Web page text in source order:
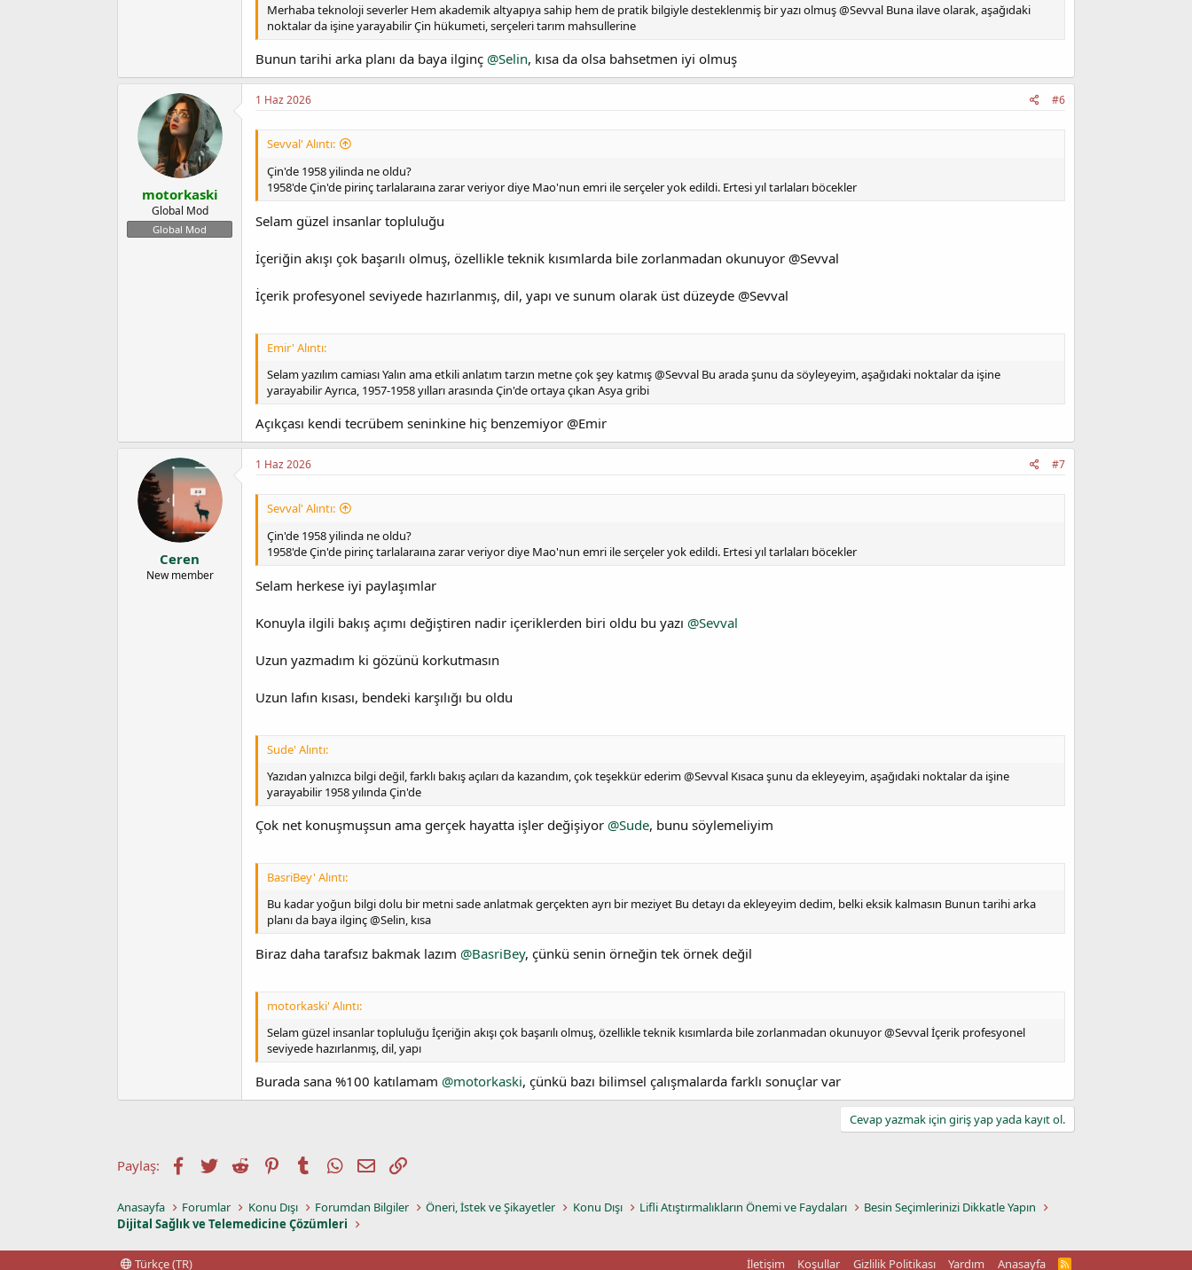
Merhaba teknoloji severler Hem akademik altyapıya sahip hem de pratik bilgiyle desteklenmiş bir yazı olmuş @Sevval Buna ilave olarak, aşağıdaki
noktalar da işine yarayabilir Çin hükumeti, serçeleri tarım mahsullerine
Bunun tarihi arka planı da baya ilginç @Selin, kısa da olsa bahsetmen iyi olmuş
motorkaski
Global Mod
Global Mod
1 Haz 2026 #6
Sevval' Alıntı:
Çin'de 1958 yilinda ne oldu?
1958'de Çin'de pirinç tarlalaraına zarar veriyor diye Mao'nun emri ile serçeler yok edildi. Ertesi yıl tarlaları böcekler
Selam güzel insanlar topluluğu
İçeriğin akışı çok başarılı olmuş, özellikle teknik kısımlarda bile zorlanmadan okunuyor @Sevval
İçerik profesyonel seviyede hazırlanmış, dil, yapı ve sunum olarak üst düzeyde @Sevval
Emir' Alıntı:
Selam yazılım camiası Yalın ama etkili anlatım tarzın metne çok şey katmış @Sevval Bu arada şunu da söyleyeyim, aşağıdaki noktalar da işine
yarayabilir Ayrıca, 1957-1958 yılları arasında Çin'de ortaya çıkan Asya gribi
Açıkçası kendi tecrübem seninkine hiç benzemiyor @Emir
Ceren
New member
1 Haz 2026 #7
Sevval' Alıntı:
Çin'de 1958 yilinda ne oldu?
1958'de Çin'de pirinç tarlalaraına zarar veriyor diye Mao'nun emri ile serçeler yok edildi. Ertesi yıl tarlaları böcekler
Selam herkese iyi paylaşımlar
Konuyla ilgili bakış açımı değiştiren nadir içeriklerden biri oldu bu yazı @Sevval
Uzun yazmadım ki gözünü korkutmasın
Uzun lafın kısası, bendeki karşılığı bu oldu
Sude' Alıntı:
Yazıdan yalnızca bilgi değil, farklı bakış açıları da kazandım, çok teşekkür ederim @Sevval Kısaca şunu da ekleyeyim, aşağıdaki noktalar da işine
yarayabilir 1958 yılında Çin'de
Çok net konuşmuşsun ama gerçek hayatta işler değişiyor @Sude, bunu söylemeliyim
BasriBey' Alıntı:
Bu kadar yoğun bilgi dolu bir metni sade anlatmak gerçekten ayrı bir meziyet Bu detayı da ekleyeyim dedim, belki eksik kalmasın Bunun tarihi arka
planı da baya ilginç @Selin, kısa
Biraz daha tarafsız bakmak lazım @BasriBey, çünkü senin örneğin tek örnek değil
motorkaski' Alıntı:
Selam güzel insanlar topluluğu İçeriğin akışı çok başarılı olmuş, özellikle teknik kısımlarda bile zorlanmadan okunuyor @Sevval İçerik profesyonel
seviyede hazırlanmış, dil, yapı
Burada sana %100 katılamam @motorkaski, çünkü bazı bilimsel çalışmalarda farklı sonuçlar var
Cevap yazmak için giriş yap yada kayıt ol.
Paylaş: Facebook
TwitterReddit PinterestTumblrWhatsApp
E-postaLink
Anasayfa Forumlar Konu Dışı Forumdan Bilgiler Öneri, İstek ve Şikayetler Konu Dışı Lifli Atıştırmalıkların Önemi ve Faydaları
Besin Seçimlerinizi Dikkatle Yapın
Dijital Sağlık ve Telemedicine Çözümleri
Türkçe (TR) İletişim Koşullar Gizlilik Politikası Yardım Anasayfa
R